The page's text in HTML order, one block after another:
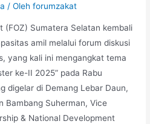
/ Olehforumzakat
Sumatera Selatan kembali
amil melalui forum diskusi
yang kali ini mengangkat tema
ke-II 2025” pada Rabu
digelar di Demang Lebar Daun,
Bambang Suherman, Vice
& National Development